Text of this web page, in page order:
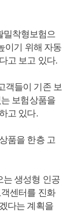
밀착형보험으
이기 위해 자동
고 보고 있다.
객들이 기존 보
보험상품을
고 있다.
품을 한층 고
는 생성형 인공
센터를 진화
다는 계획을